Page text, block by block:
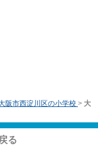
阪市西淀川区の小学校 > 大
る